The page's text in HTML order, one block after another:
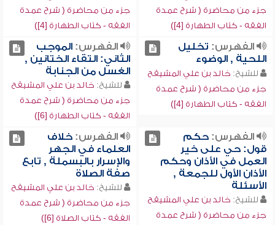
جزء من محاضرة ( شرح عمدة
الفقه - كتاب الطهارة [4])
جزء من محاضرة ( شرح عمدة
الفقه - كتاب الطهارة [4])
الفهرس: تخليل
اللحية , الوضوء
للشيخ: خالد بن علي المشيقح
جزء من محاضرة ( شرح عمدة
الفقه - كتاب الطهارة [4])
الفهرس:الموجب
الثاني: التقاء الختانين ,
الغسل من الجنابة
للشيخ: خالد بن علي المشيقح
جزء من محاضرة ( شرح عمدة
الفقه - كتاب الطهارة [6])
الفهرس:حكم
قول: حي على خير
العمل في الأذان وحكم
الأذان الأول للجمعة ,
الأسئلة
للشيخ: خالد بن علي المشيقح
جزء من محاضرة ( شرح عمدة
الفهرس:خلاف
العلماء في الجهر
والإسرار بالبسملة , تابع
صفة الصلاة
للشيخ: خالد بن علي المشيقح
جزء من محاضرة ( شرح عمدة
الفقه - كتاب الصلاة [6])